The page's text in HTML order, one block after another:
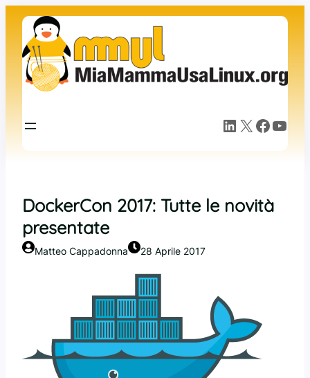
contenuto
LinkedIn X Facebook YouTube
DockerCon 2017: Tutte le novità
presentate
Matteo Cappadonna 28 Aprile 2017